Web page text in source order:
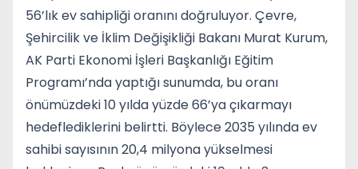
56’lık ev sahipliği oranını doğruluyor. Çevre,
Şehircilik ve İklim Değişikliği Bakanı Murat Kurum,
AK Parti Ekonomi İşleri Başkanlığı Eğitim
Programı’nda yaptığı sunumda, bu oranı
önümüzdeki 10 yılda yüzde 66’ya çıkarmayı
hedeflediklerini belirtti. Böylece 2035 yılında ev
sahibi sayısının 20,4 milyona yükselmesi